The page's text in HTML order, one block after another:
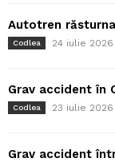
Autotren
Codlea 24 iulie 2026
Grav accident în
Codlea 23 iulie 2026
Grav accident